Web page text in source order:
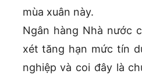
mùa xuân này.
Ngân hàng Nhà nước
xét tăng hạn mức tín
nghiệp và coi đây là